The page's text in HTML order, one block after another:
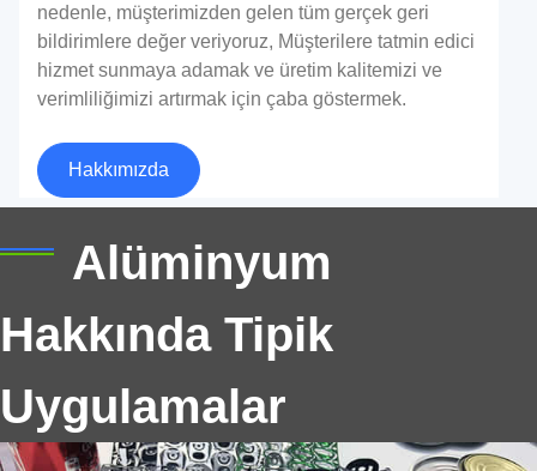
nedenle, müşterimizden gelen tüm gerçek geri
bildirimlere değer veriyoruz, Müşterilere tatmin edici
hizmet sunmaya adamak ve üretim kalitemizi ve
verimliliğimizi artırmak için çaba göstermek.
Hakkımızda
Alüminyum
Hakkında Tipik
Uygulamalar
Alüminyum Bobin
alüminyum bobin mükemmel güç sunar, hassas
şekillendirme, ve içecek paketlemede güvenilir
performans.